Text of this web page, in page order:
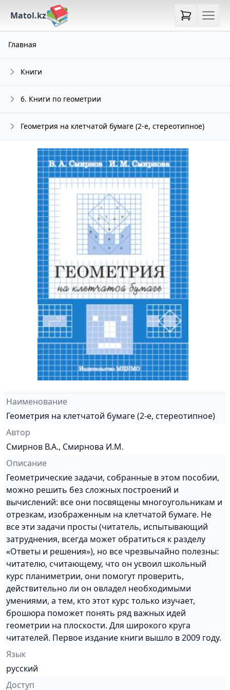
Matol.kz
Главная
Книги
6. Книги по геометрии
Геометрия на клетчатой бумаге (2-е, стереотипное)
Наименование
Геометрия на клетчатой бумаге (2-е, стереотипное)
Автор
Смирнов В.А., Смирнова И.М.
Описание
Геометрические задачи, собранные в этом пособии,
можно решить без сложных построений и
вычислений: все они посвящены многоугольникам и
отрезкам, изображенным на клетчатой бумаге. Не
все эти задачи просты (читатель, испытывающий
затруднения, всегда может обратиться к разделу
«Ответы и решения»), но все чрезвычайно полезны:
читателю, считающему, что он усвоил школьный
курс планиметрии, они помогут проверить,
действительно ли он овладел необходимыми
умениями, а тем, кто этот курс только изучает,
брошюра поможет понять ряд важных идей
геометрии на плоскости. Для широкого круга
читателей. Первое издание книги вышло в 2009 году.
Язык
русский
Доступ